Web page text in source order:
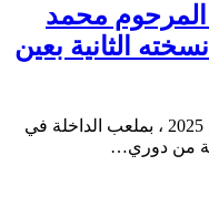
محمد
الثانية بعين
أختتمت صباح يوم الأحد 6 أبريل 2025 ، بملعب الداخلة في
من دوري…